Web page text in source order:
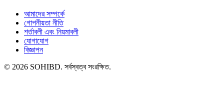
আমাদের সম্পর্কে
গোপনীয়তা নীতি
শর্তাবলী এবং নিয়মাবলী
যোগাযোগ
বিজ্ঞাপন
© 2026 SOHIBD. সর্বস্বত্ব সংরক্ষিত.